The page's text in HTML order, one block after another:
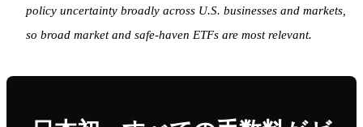
policy uncertainty broadly across U.S. businesses and markets,
so broad market and safe-haven ETFs are most relevant.